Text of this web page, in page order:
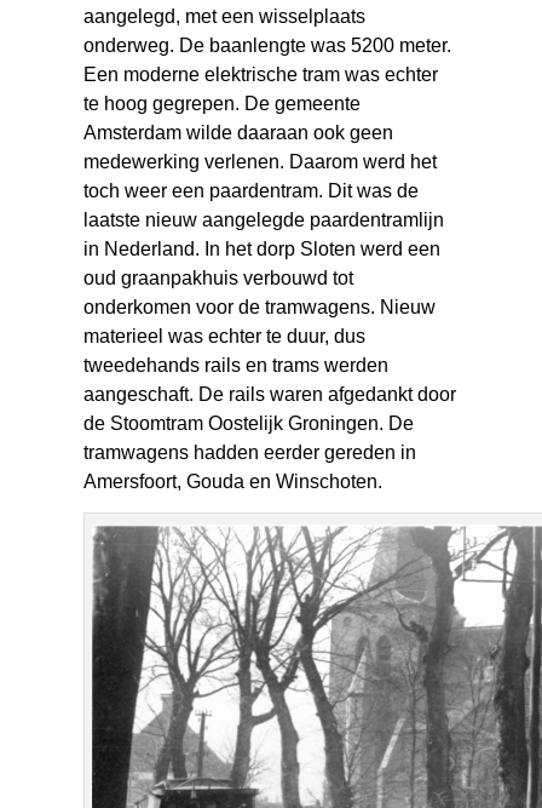
aangelegd, met een wisselplaats
onderweg. De baanlengte was 5200 meter.
Een moderne elektrische tram was echter
te hoog gegrepen. De gemeente
Amsterdam wilde daaraan ook geen
medewerking verlenen. Daarom werd het
toch weer een paardentram. Dit was de
laatste nieuw aangelegde paardentramlijn
in Nederland. In het dorp Sloten werd een
oud graanpakhuis verbouwd tot
onderkomen voor de tramwagens. Nieuw
materieel was echter te duur, dus
tweedehands rails en trams werden
aangeschaft. De rails waren afgedankt door
de Stoomtram Oostelijk Groningen. De
tramwagens hadden eerder gereden in
Amersfoort, Gouda en Winschoten.